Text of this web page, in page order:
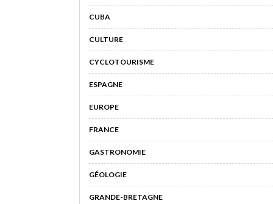
CUBA
CULTURE
CYCLOTOURISME
ESPAGNE
EUROPE
FRANCE
GASTRONOMIE
GÉOLOGIE
GRANDE-BRETAGNE